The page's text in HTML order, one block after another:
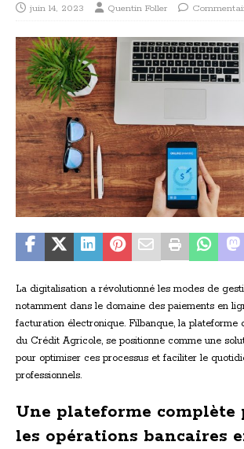
juin 14, 2023 Quentin Foller
La digitalisation a révolutionné les modes de
notamment dans le domaine des paiements en
facturation électronique. Filbanque, la plateforme
du Crédit Agricole, se positionne comme une
pour optimiser ces processus et faciliter le
professionnels.
Une plateforme complète
les opérations bancaires